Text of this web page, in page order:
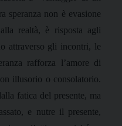
speranza non è evasione
realtà, è risposta agli
attraverso gli incontri, le
rafforza l’amore di
illusorio o consolatorio.
fatica del presente, ma
e nutre il presente,